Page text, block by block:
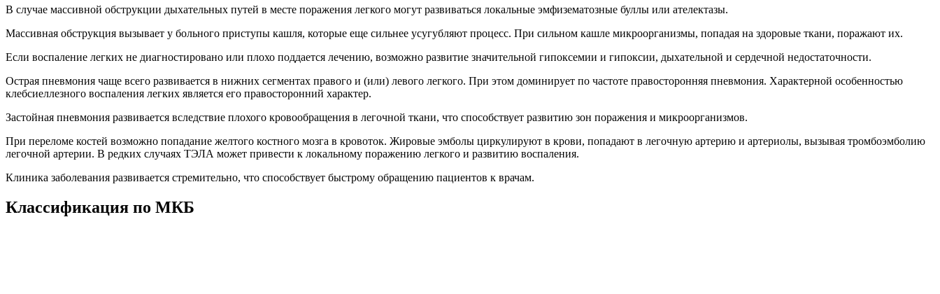
В случае массивной обструкции дыхательных путей в месте поражения легкого могут развиваться локальные эмфизематозные буллы или ателектазы.
Массивная обструкция вызывает у больного приступы кашля, которые еще сильнее усугубляют процесс. При сильном кашле микроорганизмы, попадая на здоровые ткани, поражают их.
Если воспаление легких не диагностировано или плохо поддается лечению, возможно развитие значительной гипоксемии и гипоксии, дыхательной и сердечной недостаточности.
Острая пневмония чаще всего развивается в нижних сегментах правого и (или) левого легкого. При этом доминирует по частоте правосторонняя пневмония. Характерной особенностью
клебсиеллезного воспаления легких является его правосторонний характер.
Застойная пневмония развивается вследствие плохого кровообращения в легочной ткани, что способствует развитию зон поражения и микроорганизмов.
При переломе костей возможно попадание желтого костного мозга в кровоток. Жировые эмболы циркулируют в крови, попадают в легочную артерию и артериолы, вызывая тромбоэмболию
легочной артерии. В редких случаях ТЭЛА может привести к локальному поражению легкого и развитию воспаления.
Клиника заболевания развивается стремительно, что способствует быстрому обращению пациентов к врачам.
Классификация по МКБ